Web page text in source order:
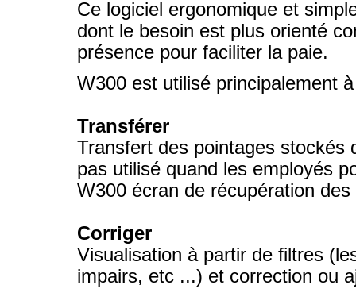
Ce logiciel ergonomique et
dont le besoin est plus orienté
présence pour faciliter la paie.
W300 est utilisé principalement
Transférer
Transfert des pointages stockés
pas utilisé quand les employés
W300 écran de récupération des
Corriger
Visualisation à partir de filtres
impairs, etc ...) et correction ou